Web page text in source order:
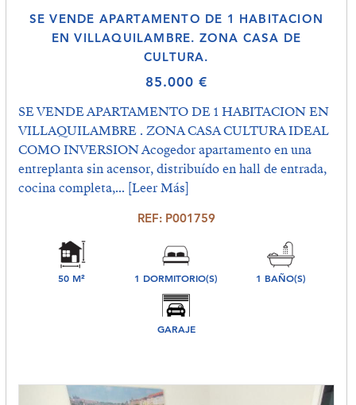
SE VENDE APARTAMENTO DE 1 HABITACION
EN VILLAQUILAMBRE. ZONA CASA DE
CULTURA.
85.000 €
SE VENDE APARTAMENTO DE 1 HABITACION EN
VILLAQUILAMBRE . ZONA CASA CULTURA IDEAL
COMO INVERSION Acogedor apartamento en una
entreplanta sin acensor, distribuído en hall de entrada,
cocina completa,... [Leer Más]
REF: P001759
50 M² 1 DORMITORIO(S) 1 BAÑO(S)
GARAJE